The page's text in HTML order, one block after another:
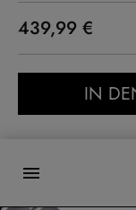
439,99 €
IN